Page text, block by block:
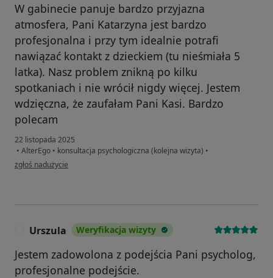
W gabinecie panuje bardzo przyjazna
atmosfera, Pani Katarzyna jest bardzo
profesjonalna i przy tym idealnie potrafi
nawiązać kontakt z dzieckiem (tu nieśmiała 5
latka). Nasz problem znikną po kilku
spotkaniach i nie wrócił nigdy więcej. Jestem
wdzięczna, że zaufałam Pani Kasi. Bardzo
polecam
22 listopada 2025
• AlterEgo • konsultacja psychologiczna (kolejna wizyta) •
w opinii użytkownika Amelia
zgłoś nadużycie
Urszula Weryfikacja wizyty
Jestem zadowolona z podejścia Pani psycholog,
profesjonalne podejście.